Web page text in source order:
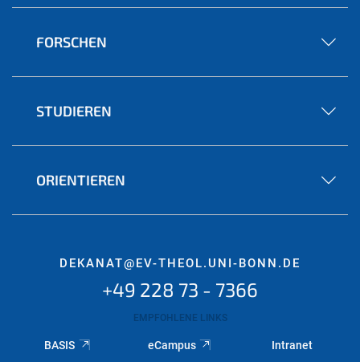
FORSCHEN
STUDIEREN
ORIENTIEREN
DEKANAT@EV-THEOL.UNI-BONN.DE
+49 228 73 - 7366
EMPFOHLENE LINKS
BASIS eCampus Intranet